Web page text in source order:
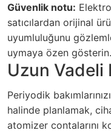
Güvenlik notu:
satıcılardan orijinal
uyumluluğunu
uymaya özen gösterin.
Uzun Vadeli
Periyodik
halinde planlamak,
atomizer contalarını